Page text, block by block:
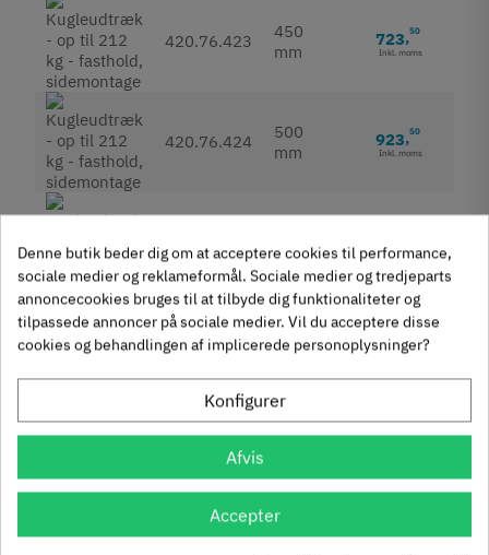
420.76.423
450
mm
723,50
Inkl. moms
420.76.424
500
mm
923,50
Inkl. moms
mm
Inkl. moms
420.76.426
600
mm
1.073,
Inkl. moms
420.76.427
650
1.111,
420.76.428
700
1.111,
Denne butik beder dig om at acceptere cookies til performance,
sociale medier og reklameformål. Sociale medier og tredjeparts
annoncecookies bruges til at tilbyde dig funktionaliteter og
tilpassede annoncer på sociale medier. Vil du acceptere disse
cookies og behandlingen af implicerede personoplysninger?
Konfigurer
Afvis
Accepter